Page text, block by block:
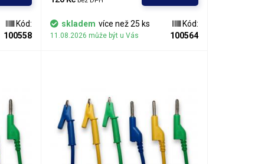
možné
v
Kód:
100558
kabelů. Pro napájení více obvodů je možné
kabely zasouvat banánky do sebe a
vytvářet v obvodu uzly. K dispozici v
několika barevných provedeních pro
skladem více než 25 ks
11.08.2026 může být u Vás
Kód:
100564